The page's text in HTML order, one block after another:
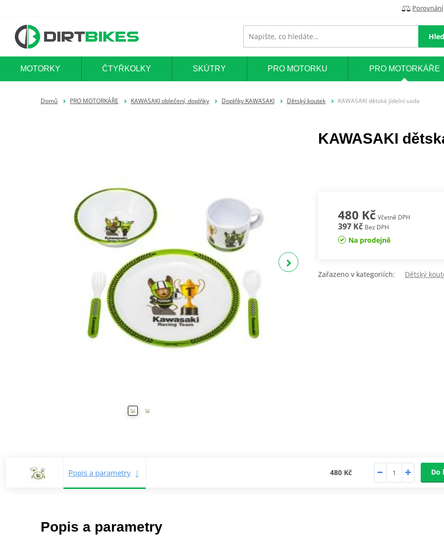
Porovnání
MOTORKY ČTYŘKOLKY SKÚTRY PRO MOTORKU PRO MOTORKÁŘE
Domů PRO MOTORKÁŘE KAWASAKI oblečení, doplňky Doplňky KAWASAKI Dětský koutek KAWASAKI dětská jídelní sada
KAWASAKI
480 Kč Včetně DPH
397 Kč Bez DPH
Na prodejně
Zařazeno v kategoriích: Dětský
Popis a parametry 480 Kč Do
Popis a parametry